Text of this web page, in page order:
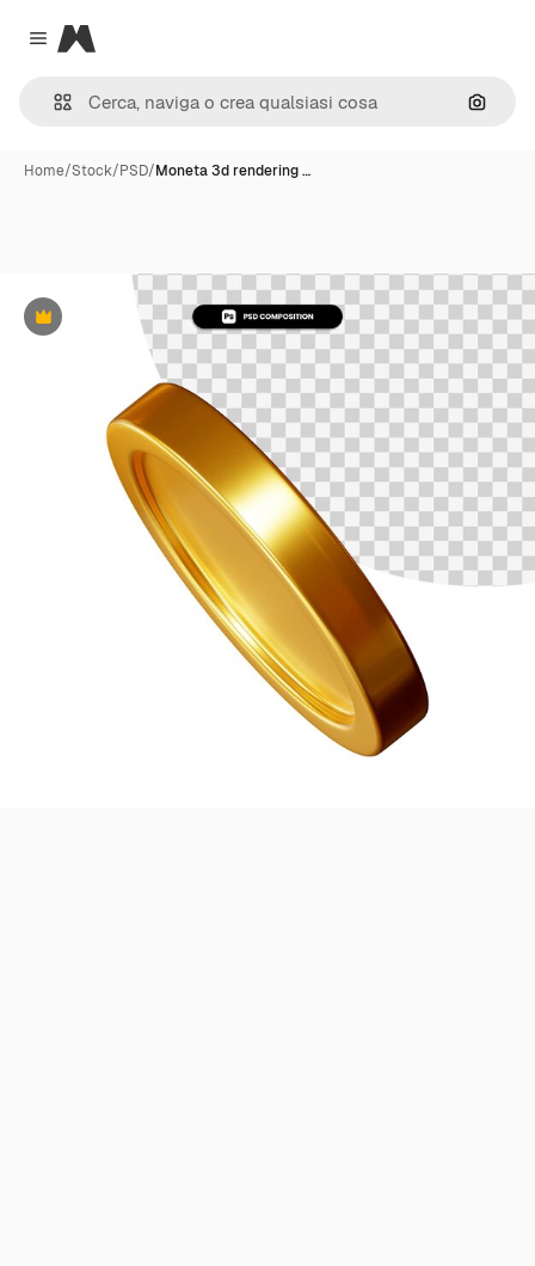
Close menu
Magnific
Cerca
Home/Stock/PSD/Moneta 3d rendering …
Premium